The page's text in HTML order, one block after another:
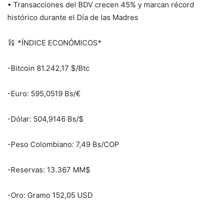
• Transacciones del BDV crecen 45% y marcan récord
histórico durante el Día de las Madres
*ÍNDICE ECONÓMICOS*
-Bitcoin 81.242,17 $/Btc
-Euro: 595,0519 Bs/€
-Dólar: 504,9146 Bs/$
-Peso Colombiano: 7,49 Bs/COP
-Reservas: 13.367 MM$
-Oro: Gramo 152,05 USD